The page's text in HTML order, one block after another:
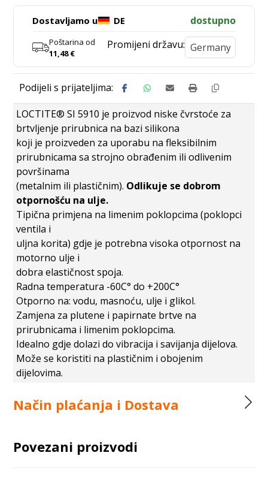
Dostavljamo u DE dostupno
Poštarina od
11,48€
Promijeni državu:
LOCTITE® SI 5910 je proizvod niske čvrstoće za
brtvljenje prirubnica na bazi silikona
koji je proizveden za uporabu na fleksibilnim
prirubnicama sa strojno obrađenim ili odlivenim
površinama
(metalnim ili plastičnim). Odlikuje se dobrom
otpornošću na ulje.
Tipična primjena na limenim poklopcima (poklopci
ventila i
uljna korita) gdje je potrebna visoka otpornost na
motorno ulje i
dobra elastičnost spoja.
Radna temperatura -60C° do +200C°
Otporno na: vodu, masnoću, ulje i glikol.
Zamjena za plutene i papirnate brtve na
prirubnicama i limenim poklopcima.
Idealno gdje dolazi do vibracija i savijanja dijelova.
Može se koristiti na plastičnim i obojenim
dijelovima.
Način plaćanja i Dostava
Povezani proizvodi